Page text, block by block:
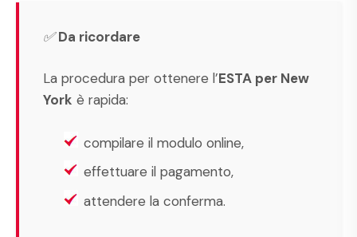
✅Da ricordare
La procedura per ottenere l’ESTA per New
York è rapida:
compilare il modulo online,
effettuare il pagamento,
attendere la conferma.